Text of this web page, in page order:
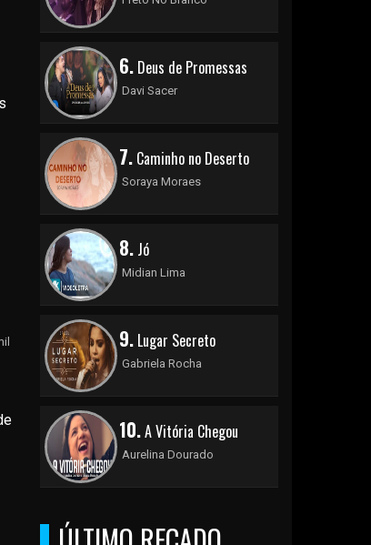
6.Deus de Promessas
Davi Sacer
7.Caminho no Deserto
Soraya Moraes
8.Jó
Midian Lima
9.Lugar Secreto
Gabriela Rocha
10.A Vitória Chegou
Aurelina Dourado